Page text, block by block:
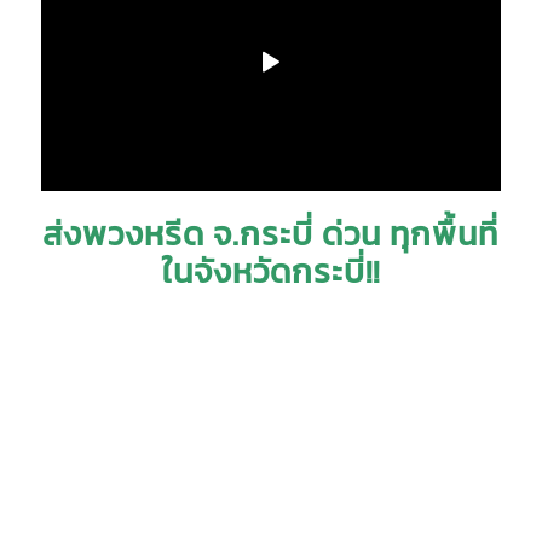
ส่งพวงหรีด จ.กระบี่ ด่วน ทุกพื้นที่
ในจังหวัดกระบี่!!